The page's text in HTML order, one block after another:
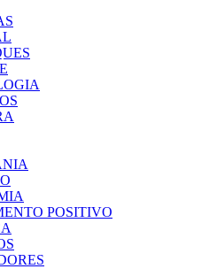
POSITIVO